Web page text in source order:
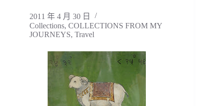
2011 年 4 月 30 日
Collections, COLLECTIONS FROM MY
JOURNEYS, Travel